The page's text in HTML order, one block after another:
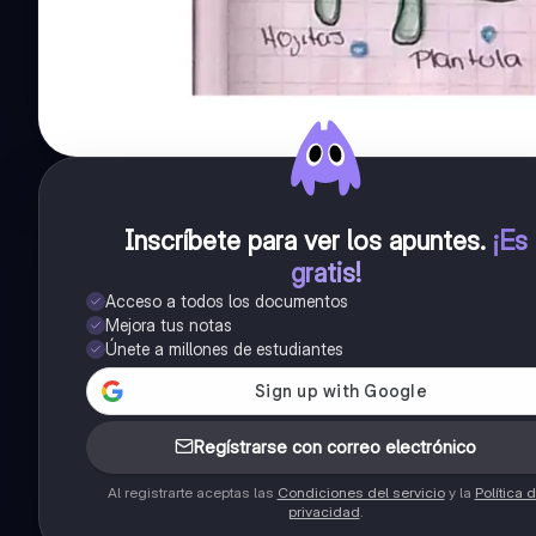
Inscríbete para ver los apuntes. ¡Es
gratis!
Acceso a todos los documentos
Mejora tus notas
Únete a millones de estudiantes
Regístrarse con correo electrónico
Al registrarte aceptas las Condiciones del servicioy la Política
privacidad.